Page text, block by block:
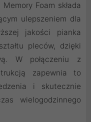
Foam składa
ulepszeniem dla
jakości pianka
pleców, dzięki
W połączeniu z
zapewnia to
i skutecznie
wielogodzinnego